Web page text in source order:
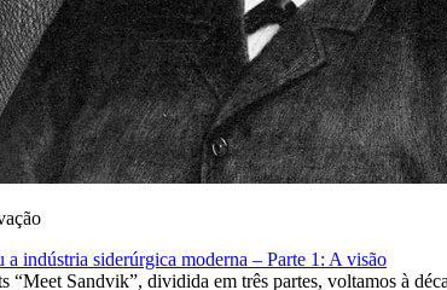
a indústria siderúrgica moderna – Parte 1: A visão
“Meet Sandvik”, dividida em três partes, voltamos à